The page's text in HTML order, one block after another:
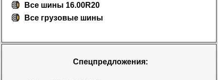
Все шины 16.00R20
Все грузовые шины
Спецпредложения: